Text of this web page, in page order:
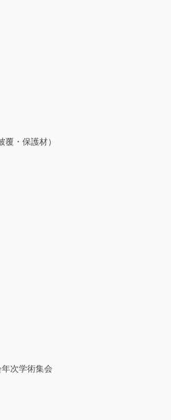
・保護材）
次学術集会